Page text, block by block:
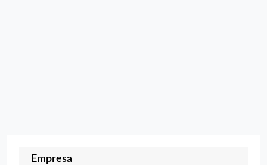
Empresa